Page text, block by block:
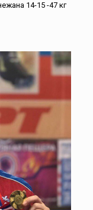
14-15 -47 кг